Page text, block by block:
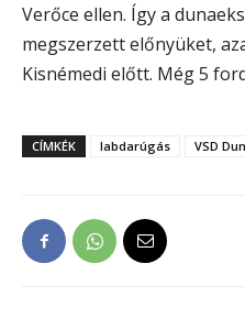
Verőce ellen. Így a
megszerzett előnyüket,
Kisnémedi előtt. Még 5
CÍMKÉK labdarúgás VSD